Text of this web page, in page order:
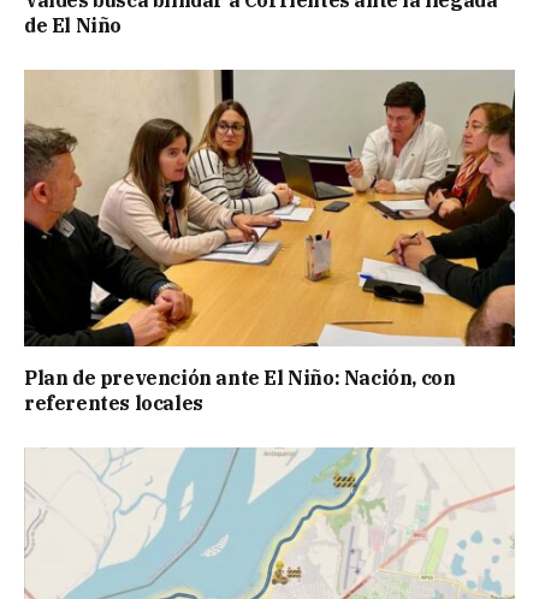
de El Niño
Plan de prevención ante El Niño: Nación, con
referentes locales